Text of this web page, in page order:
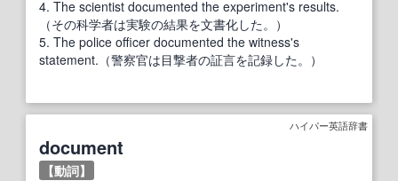
4. The scientist documented the experiment's results.
（その科学者は実験の結果を文書化した。）
5. The police officer documented the witness's
statement.（警察官は目撃者の証言を記録した。）
ハイパー英語辞書
document
【動詞】